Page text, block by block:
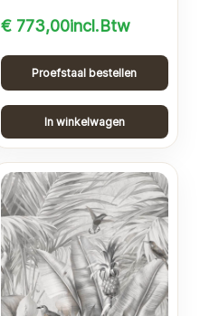
€773,00incl.Btw
Proefstaal bestellen
In winkelwagen